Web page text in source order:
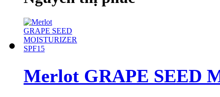
Merlot GRAPE SEED